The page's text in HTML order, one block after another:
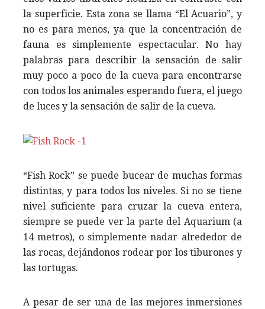
la superficie. Esta zona se llama “El Acuario”, y
no es para menos, ya que la concentración de
fauna es simplemente espectacular. No hay
palabras para describir la sensación de salir
muy poco a poco de la cueva para encontrarse
con todos los animales esperando fuera, el juego
de luces y la sensación de salir de la cueva.
“Fish Rock” se puede bucear de muchas formas
distintas, y para todos los niveles. Si no se tiene
nivel suficiente para cruzar la cueva entera,
siempre se puede ver la parte del Aquarium (a
14 metros), o simplemente nadar alrededor de
las rocas, dejándonos rodear por los tiburones y
las tortugas.
A pesar de ser una de las mejores inmersiones